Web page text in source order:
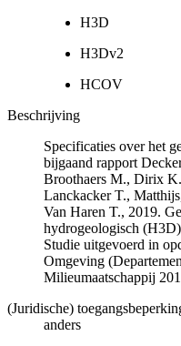
H3D
H3Dv2
HCOV
Beschrijving
Specificaties over het
bijgaand rapport
Broothaers M., Dirix
Lanckacker T.,
Van Haren T., 2019.
hydrogeologisch
Studie uitgevoerd in
Omgeving
Milieumaatschappij
(Juridische)
anders